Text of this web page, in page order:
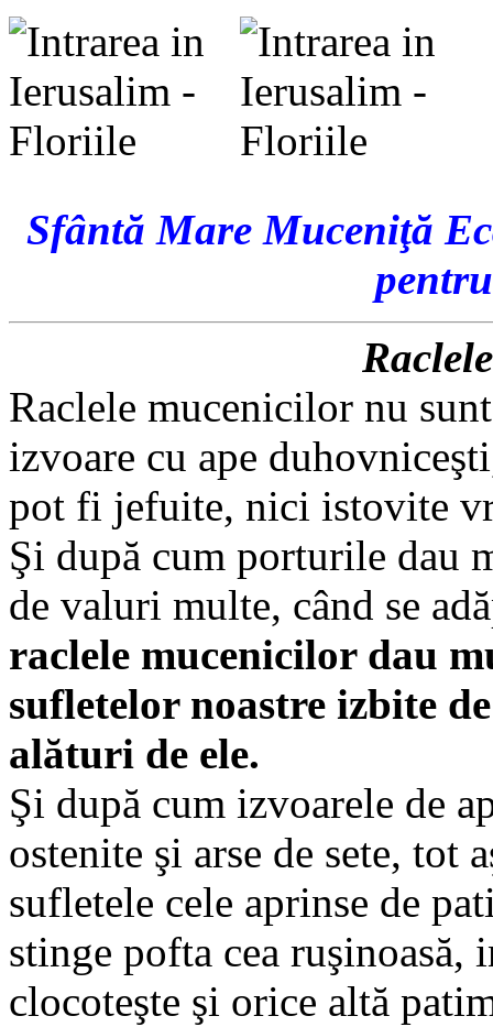
Sfântă Mare Muceniţă
Raclele mucenicilor nu
izvoare cu ape
pot fi jefuite, nici istovite
Şi după cum porturile dau
de valuri multe, când se
raclele mucenicilor dau
sufletelor noastre izbite
alături de ele.
Şi după cum izvoarele de
ostenite şi arse de sete, tot
sufletele cele aprinse de
stinge pofta cea ruşinoasă,
clocoteşte şi orice altă